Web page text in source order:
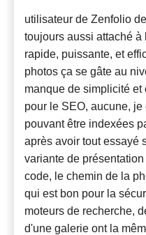
utilisateur de Zenfolio
toujours aussi attaché
rapide, puissante, et
photos ça se gâte au
manque de simplicité
pour le SEO, aucune,
pouvant être indexées
après avoir tout essayé
variante de
code, le chemin de la
qui est bon pour la
moteurs de recherche,
d'une galerie ont la